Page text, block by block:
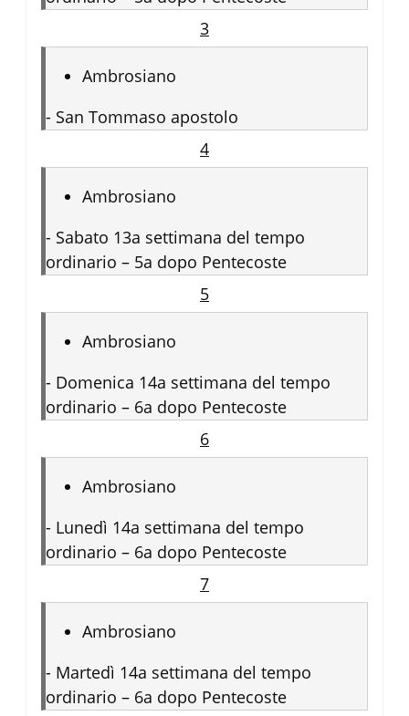
3
Ambrosiano
- San Tommaso apostolo
4
Ambrosiano
- Sabato 13a settimana del tempo
ordinario – 5a dopo Pentecoste
5
Ambrosiano
- Domenica 14a settimana del tempo
ordinario – 6a dopo Pentecoste
6
Ambrosiano
- Lunedì 14a settimana del tempo
ordinario – 6a dopo Pentecoste
7
Ambrosiano
- Martedì 14a settimana del tempo
ordinario – 6a dopo Pentecoste